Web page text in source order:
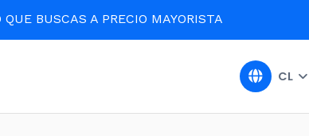
QUE BUSCAS A PRECIO MAYORISTA
CL